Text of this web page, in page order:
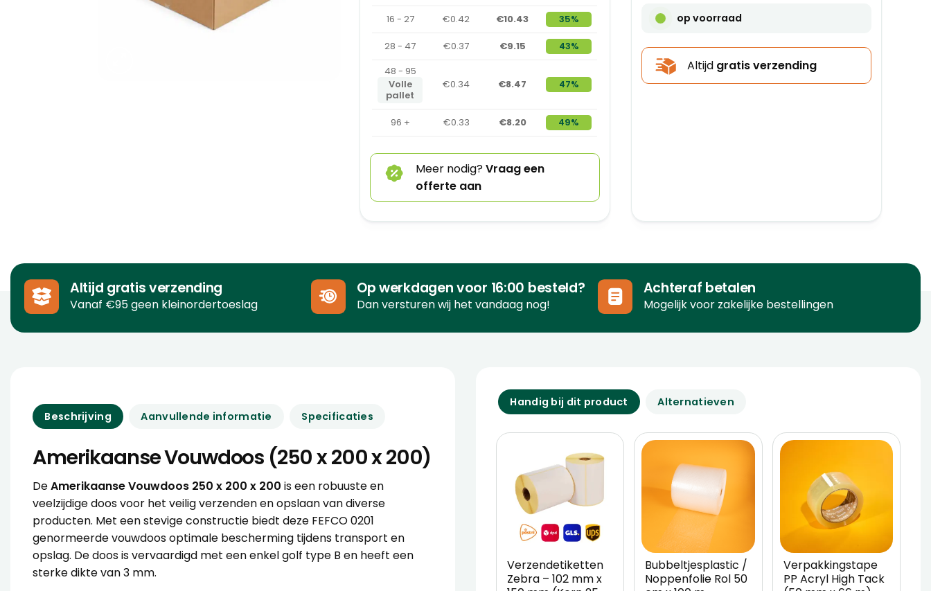
16 - 27 €0.42 €10.43 35%
28 - 47 €0.37 €9.15
43%
48 - 95
Volle
pallet
€0.34 €8.47 47%
96 + €0.33 €8.20 49%
Meer nodig?Vraag een
offerte aan
op voorraad
Altijd gratis verzending
Altijd gratis verzending
Vanaf €95 geen kleinordertoeslag
Op werkdagen voor 16:00 besteld?
Dan versturen wij het vandaag nog!
Achteraf betalen
Mogelijk voor zakelijke bestellingen
Beschrijving Aanvullende informatie Specificaties
Amerikaanse Vouwdoos (250 x 200 x 200)
DeAmerikaanse Vouwdoos 250 x 200 x 200 is een robuuste en
veelzijdige doos voor het veilig verzenden en opslaan van diverse
producten. Met een stevige constructie biedt deze FEFCO 0201
genormeerde vouwdoos optimale bescherming tijdens transport en
opslag. De doos is vervaardigd met een enkel golf type B en heeft een
sterke dikte van 3 mm.
Handig bij dit product Alternatieven
Verzendetiketten
Zebra – 102 mm x
Bubbeltjesplastic /
Noppenfolie Rol 50
Verpakkingstape
PP Acryl High Tack